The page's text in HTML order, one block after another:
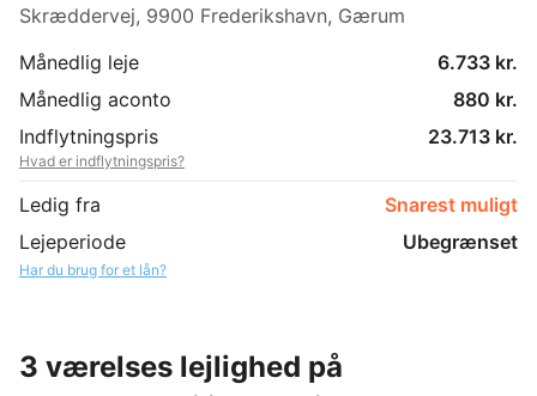
Skræddervej, 9900 Frederikshavn, Gærum
Månedlig leje
6.733 kr.
Månedlig aconto
880 kr.
Indflytningspris
23.713 kr.
Hvad er indflytningspris?
Ledig fra
Snarest muligt
Lejeperiode
Ubegrænset
Har du brug for et lån?
3 værelses lejlighed på